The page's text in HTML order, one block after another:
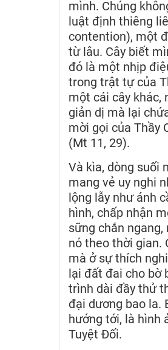
mình. Chúng
luật định thiêng
contention), một
từ lâu. Cây biết
đó là một nhịp
trong trật tự của
một cái cây khác,
giản dị mà lại
mời gọi của Thầy
(Mt 11, 29).
Và kìa, dòng suối
mang vẻ uy nghi
lộng lẫy như ánh
hình, chấp nhận
sững chắn
nó theo thời gian.
mà ở sự thích
lại đất đai cho bờ
trình dài đầy thử
đại dương bao la.
hướng tới, là hình
Tuyệt Đối.